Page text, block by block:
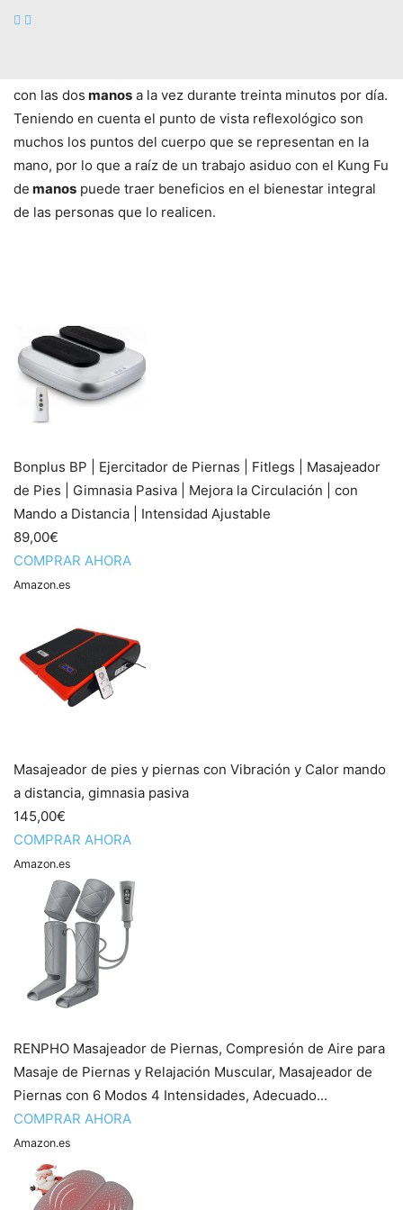
desplazamiento hacia el índice.
con las dos manos a la vez durante treinta minutos por día.
Teniendo en cuenta el punto de vista reflexológico son
muchos los puntos del cuerpo que se representan en la
mano, por lo que a raíz de un trabajo asiduo con el Kung Fu
de manos puede traer beneficios en el bienestar integral
de las personas que lo realicen.
Bonplus BP | Ejercitador de Piernas | Fitlegs | Masajeador
de Pies | Gimnasia Pasiva | Mejora la Circulación | con
Mando a Distancia | Intensidad Ajustable
89,00€
COMPRAR AHORA
Amazon.es
Masajeador de pies y piernas con Vibración y Calor mando
a distancia, gimnasia pasiva
145,00€
COMPRAR AHORA
Amazon.es
RENPHO Masajeador de Piernas, Compresión de Aire para
Masaje de Piernas y Relajación Muscular, Masajeador de
Piernas con 6 Modos 4 Intensidades, Adecuado...
COMPRAR AHORA
Amazon.es